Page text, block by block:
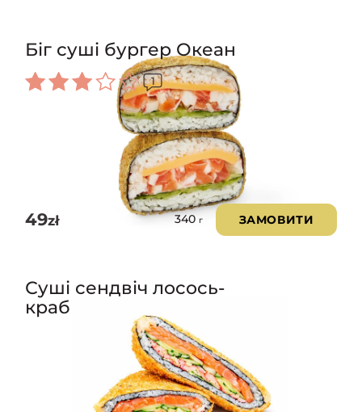
Біг суші бургер Океан
Оцінено
1
49zł 340 г ЗАМОВИТИ
Суші сендвіч лосось-
краб